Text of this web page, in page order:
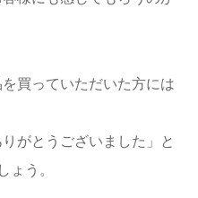
買っていただいた方には
がとうございました」と
ょう。